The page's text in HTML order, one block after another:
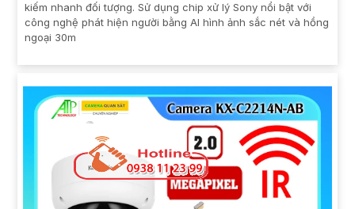
kiếm nhanh đối tượng. Sử dụng chip xử lý Sony nổi bật với
công nghệ phát hiện người bằng AI hình ảnh sắc nét và hồng
ngoại 30m